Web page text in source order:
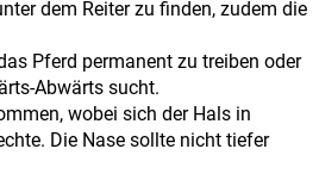
dem Reiter zu finden, zudem die
Pferd permanent zu treiben oder
Abwärts sucht.
wobei sich der Hals in
Die Nase sollte nicht tiefer